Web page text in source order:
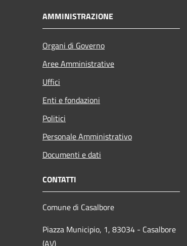
AMMINISTRAZIONE
Organi di Governo
Aree Amministrative
Uffici
Enti e fondazioni
Politici
Personale Amministrativo
Documenti e dati
CONTATTI
Comune di Casalbore
Piazza Municipio, 1, 83034 - Casalbore
(AV)